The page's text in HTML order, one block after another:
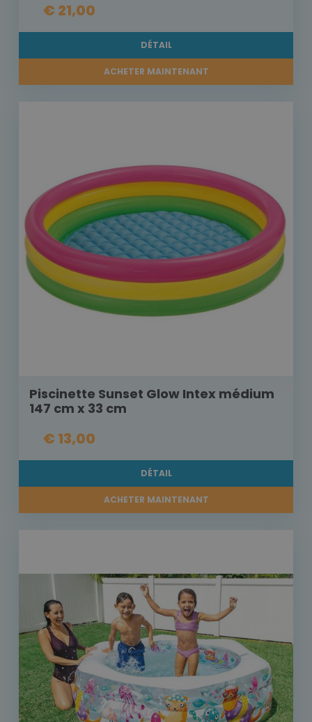
€ 21,00
DÉTAIL
ACHETER MAINTENANT
Piscinette Sunset Glow Intex médium
147 cm x 33 cm
€ 13,00
DÉTAIL
ACHETER MAINTENANT